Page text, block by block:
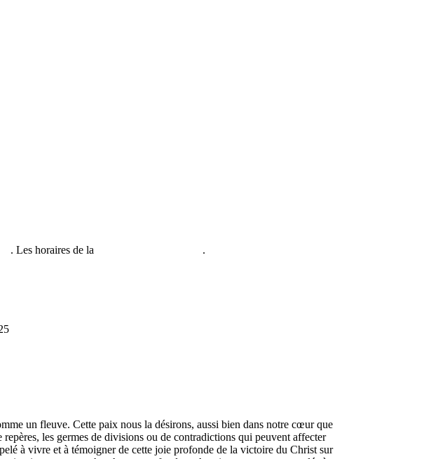
. Les horaires de la .
un fleuve. Cette paix nous la désirons, aussi bien dans notre cœur que
les germes de divisions ou de contradictions qui peuvent affecter
à vivre et à témoigner de cette joie profonde de la victoire du Christ sur